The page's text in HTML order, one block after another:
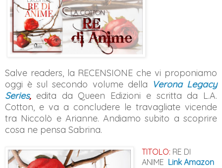
Salve readers, la RECENSIONE che vi proponiamo
oggi è sul secondo volume della Verona Legacy
Series, edita da Queen Edizioni e scritta da L.A.
Cotton, e va a concludere le travagliate vicende
tra Niccolò e Arianne. Andiamo subito a scoprire
cosa ne pensa Sabrina.
TITOLO: RE DI
ANIME Link Amazon